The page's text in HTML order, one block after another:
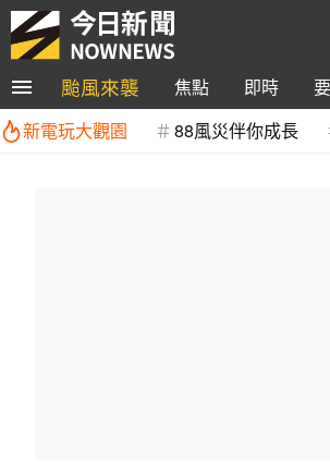
颱風來襲 焦點 即時
新電玩大觀園
88風災伴你成長